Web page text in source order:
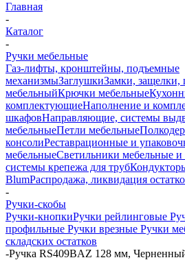
Главная
-
Каталог
-
Ручки мебельные
Газ-лифты, кронштейны, подъемные
механизмыЗаглушкиЗамки, защелки,
мебельныйКрючки мебельные
комплектующиеНаполнение и
шкафовНаправляющие, системы
мебельныеПетли мебельные
консолиРеставрационные и
мебельныеСветильники мебельные и
системы крепежа для труб
BlumРаспродажа, ликвидация
-
Ручки-скобы
Ручки-кнопкиРучки рейлинговые
профильные Ручки врезные Ручки
складских остатков
-Ручка RS409BAZ 128 мм,